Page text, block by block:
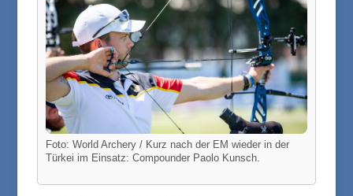
Foto: World Archery / Kurz nach der EM wieder in der
Türkei im Einsatz: Compounder Paolo Kunsch.